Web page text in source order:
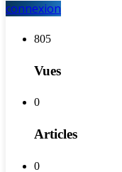
connexion
805
Vues
0
Articles
0